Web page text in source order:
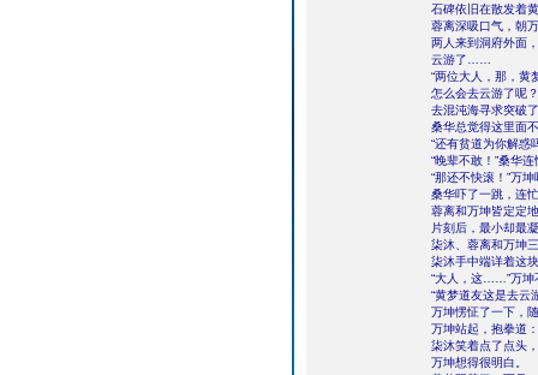
石碑依旧在散发着
蓉离深吸口气，朝
两人来到洞府外面
云游了……
“两位大人，那，黄
怎么会去云游了呢？
去混沌海寻求突破
桑华总觉得这里面
“还有贫道为你解惑
“晚辈不敢！”桑华
“那还不快滚！”万
桑华吓了一跳，连
蓉离和万坤皆定定
片刻后，最小却最
柒沐、蓉离和万坤
柒沐手中端详着这
“大人，这……”万坤
“黄梦道友这是去云
万坤愣怔了一下，
万坤站起，抱拳道
柒沐笑着点了点头
万坤想得很明白。